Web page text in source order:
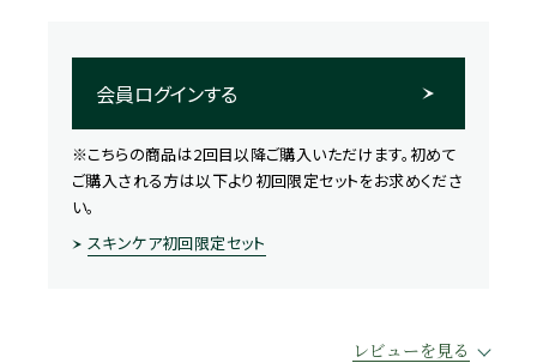
会員ログインする
※こちらの商品は2回目以降ご購入いただけます。初めて
ご購入される方は以下より初回限定セットをお求めくださ
い。
スキンケア初回限定セット
レビューを見る